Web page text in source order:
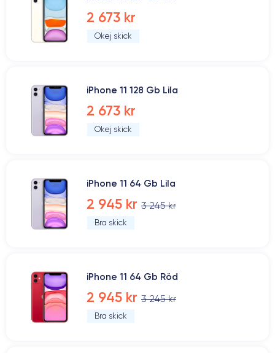
2 673 kr
Okej skick
iPhone 11 128 Gb Lila
2 673 kr
Okej skick
iPhone 11 64 Gb Lila
2 945 kr 3 245 kr
Bra skick
iPhone 11 64 Gb Röd
2 945 kr 3 245 kr
Bra skick